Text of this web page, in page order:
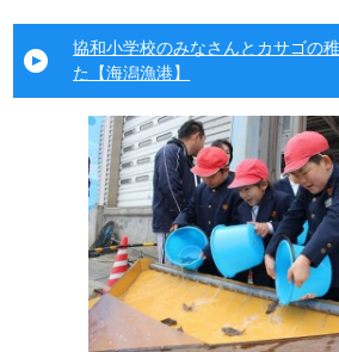
協和小学校のみなさんとカサゴの
た【海潟漁港】